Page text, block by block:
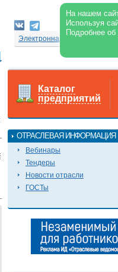
На нашем
Используя
Подробнее
Электронная версия
Каталог
предприятий
ОТРАСЛЕВАЯ ИНФОРМАЦИЯ
Вебинары
Тендеры
Новости отрасли
ГОСТы